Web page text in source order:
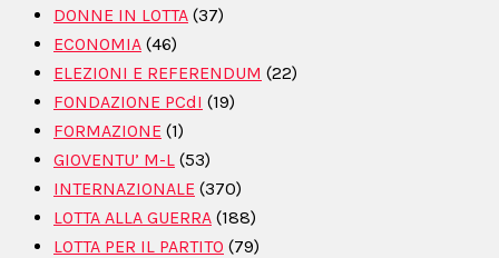
DONNE IN LOTTA (37)
ECONOMIA (46)
ELEZIONI E REFERENDUM (22)
FONDAZIONE PCdI (19)
FORMAZIONE (1)
GIOVENTU’ M-L (53)
INTERNAZIONALE (370)
LOTTA ALLA GUERRA (188)
LOTTA PER IL PARTITO (79)